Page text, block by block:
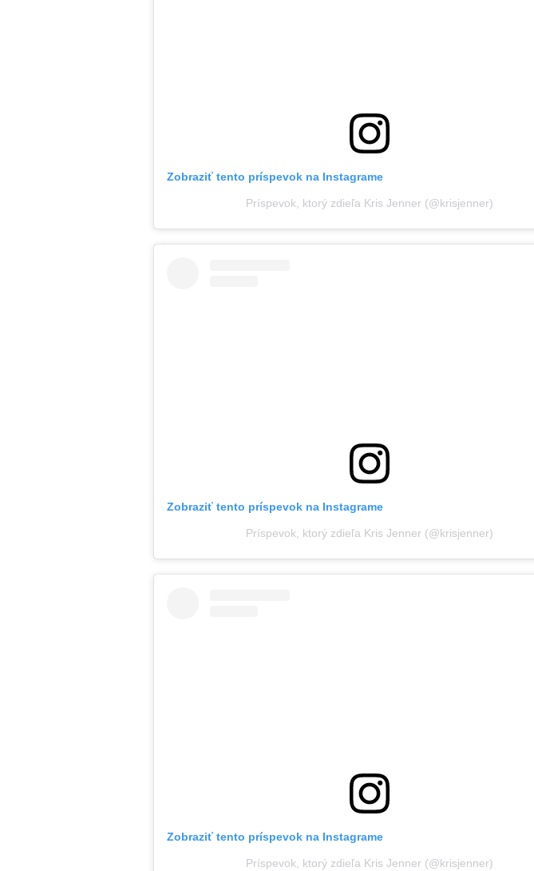
Zobraziť tento príspevok na Instagrame
Príspevok, ktorý zdieľa Kris Jenner (@krisjenner)
Zobraziť tento príspevok na Instagrame
Príspevok, ktorý zdieľa Kris Jenner (@krisjenner)
Zobraziť tento príspevok na Instagrame
Príspevok, ktorý zdieľa Kris Jenner (@krisjenner)